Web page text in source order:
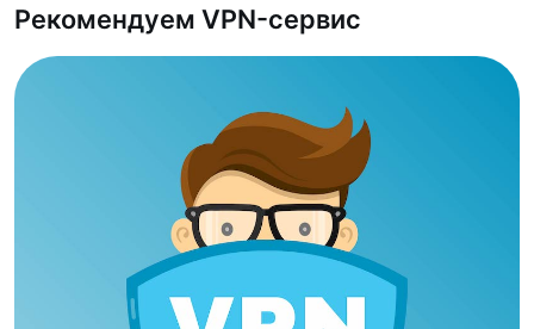
Рекомендуем VPN-сервис